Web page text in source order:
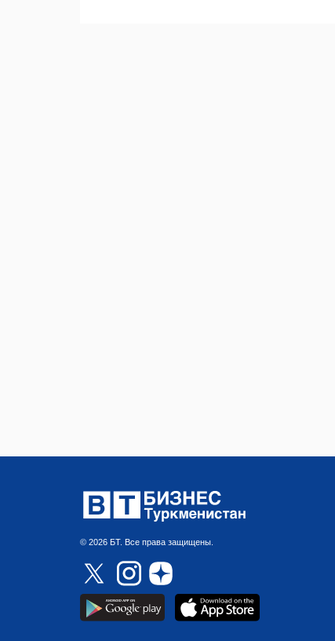
© 2026 БТ. Все права защищены.